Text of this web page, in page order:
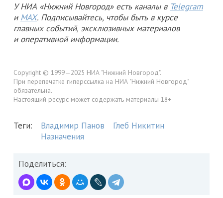
У НИА «Нижний Новгород» есть каналы в Telegram
и MAX. Подписывайтесь, чтобы быть в курсе
главных событий, эксклюзивных материалов
и оперативной информации.
Copyright © 1999—2025 НИА "Нижний Новгород".
При перепечатке гиперссылка на НИА "Нижний Новгород"
обязательна.
Настоящий ресурс может содержать материалы 18+
Теги: Владимир Панов
Глеб Никитин
Назначения
Поделиться: